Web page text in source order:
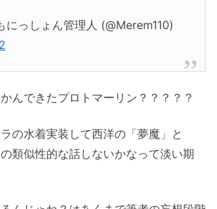
っしょん管理人 (@Merem110)
んできたプロトマーリン？？？？？
の水着実装して西洋の「夢魔」と
類似性的な話しないかなって淡い期